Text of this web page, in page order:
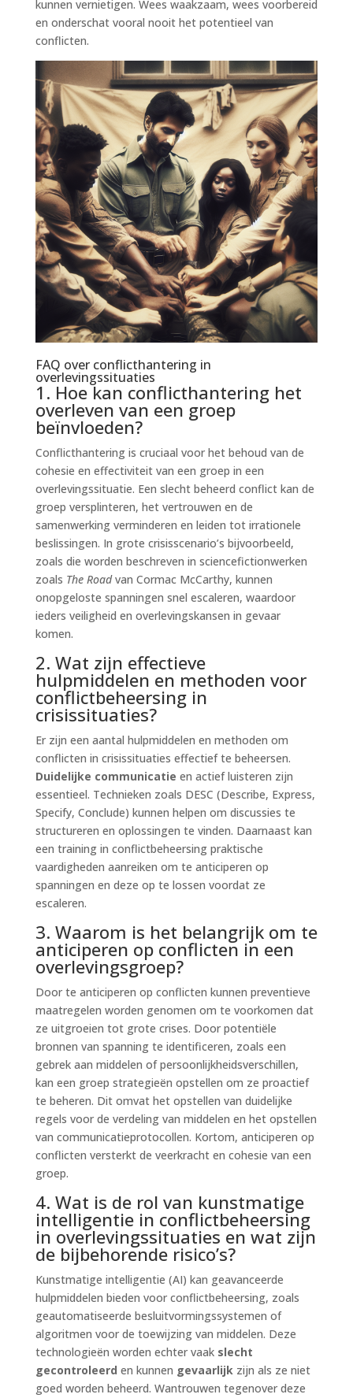
kunnen vernietigen. Wees waakzaam, wees voorbereid
en onderschat vooral nooit het potentieel van
conflicten.
FAQ over conflicthantering in
overlevingssituaties
1. Hoe kan conflicthantering het
overleven van een groep
beïnvloeden?
Conflicthantering is cruciaal voor het behoud van de
cohesie en effectiviteit van een groep in een
overlevingssituatie. Een slecht beheerd conflict kan de
groep versplinteren, het vertrouwen en de
samenwerking verminderen en leiden tot irrationele
beslissingen. In grote crisisscenario’s bijvoorbeeld,
zoals die worden beschreven in sciencefictionwerken
zoals The Roadvan Cormac McCarthy, kunnen
onopgeloste spanningen snel escaleren, waardoor
ieders veiligheid en overlevingskansen in gevaar
komen.
2. Wat zijn effectieve
hulpmiddelen en methoden voor
conflictbeheersing in
crisissituaties?
Er zijn een aantal hulpmiddelen en methoden om
conflicten in crisissituaties effectief te beheersen.
Duidelijke communicatie en actief luisteren zijn
essentieel. Technieken zoals DESC (Describe, Express,
Specify, Conclude) kunnen helpen om discussies te
structureren en oplossingen te vinden. Daarnaast kan
een training in conflictbeheersing praktische
vaardigheden aanreiken om te anticiperen op
spanningen en deze op te lossen voordat ze
escaleren.
3. Waarom is het belangrijk om te
anticiperen op conflicten in een
overlevingsgroep?
Door te anticiperen op conflicten kunnen preventieve
maatregelen worden genomen om te voorkomen dat
ze uitgroeien tot grote crises. Door potentiële
bronnen van spanning te identificeren, zoals een
gebrek aan middelen of persoonlijkheidsverschillen,
kan een groep strategieën opstellen om ze proactief
te beheren. Dit omvat het opstellen van duidelijke
regels voor de verdeling van middelen en het opstellen
van communicatieprotocollen. Kortom, anticiperen op
conflicten versterkt de veerkracht en cohesie van een
groep.
4. Wat is de rol van kunstmatige
intelligentie in conflictbeheersing
in overlevingssituaties en wat zijn
de bijbehorende risico’s?
Kunstmatige intelligentie (AI) kan geavanceerde
hulpmiddelen bieden voor conflictbeheersing, zoals
geautomatiseerde besluitvormingssystemen of
algoritmen voor de toewijzing van middelen. Deze
technologieën worden echter vaak slecht
gecontroleerd en kunnen gevaarlijkzijn als ze niet
goed worden beheerd. Wantrouwen tegenover deze